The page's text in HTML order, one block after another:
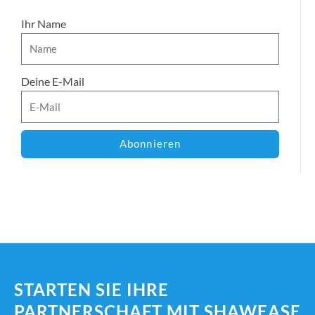
Ihr Name
Deine E-Mail
Abonnieren
STARTEN SIE IHRE